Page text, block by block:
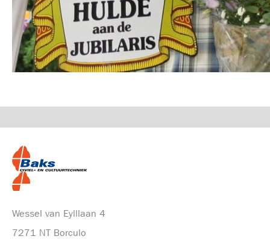
Wessel van Eylllaan 4
7271 NT Borculo